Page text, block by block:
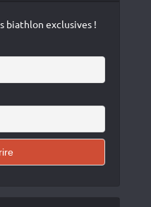
biathlon exclusives !